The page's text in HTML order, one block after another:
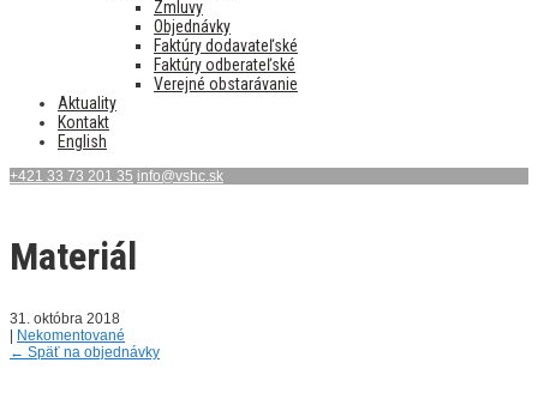
Zmluvy
Objednávky
Faktúry dodavateľské
Faktúry odberateľské
Verejné obstarávanie
Aktuality
Kontakt
English
+421 33 73 201 35 info@vshc.sk
Materiál
31. októbra 2018
Nekomentované
← Späť na objednávky